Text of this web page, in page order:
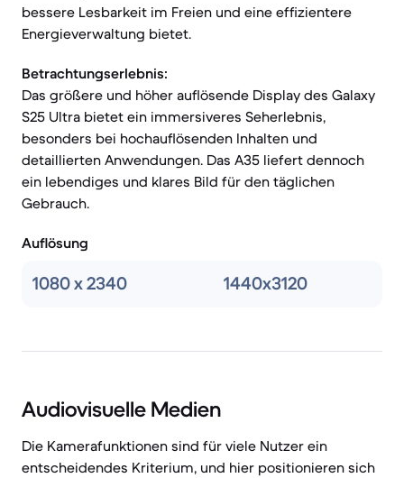
bessere Lesbarkeit im Freien und eine effizientere
Energieverwaltung bietet.
Betrachtungserlebnis:
Das größere und höher auflösende Display des Galaxy
S25 Ultra bietet ein immersiveres Seherlebnis,
besonders bei hochauflösenden Inhalten und
detaillierten Anwendungen. Das A35 liefert dennoch
ein lebendiges und klares Bild für den täglichen
Gebrauch.
Auflösung
1080 x 2340 1440x3120
Audiovisuelle Medien
Die Kamerafunktionen sind für viele Nutzer ein
entscheidendes Kriterium, und hier positionieren sich